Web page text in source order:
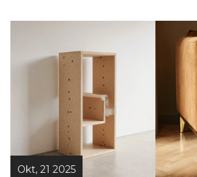
Okt, 21 2025